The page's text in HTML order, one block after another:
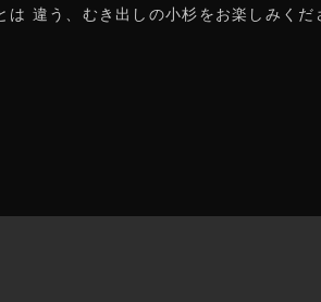
違う、むき出しの小杉をお楽しみくだ